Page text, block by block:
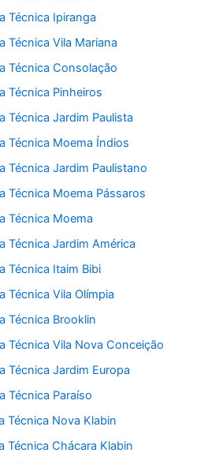
Técnica Ipiranga
Técnica Vila Mariana
Técnica Consolação
Técnica Pinheiros
Técnica Jardim Paulista
Técnica Moema Índios
Técnica Jardim Paulistano
Técnica Moema Pássaros
Técnica Moema
Técnica Jardim América
Técnica Itaim Bibi
Técnica Vila Olímpia
Técnica Brooklin
Técnica Vila Nova Conceição
Técnica Jardim Europa
Técnica Paraíso
Técnica Nova Klabin
Técnica Chácara Klabin